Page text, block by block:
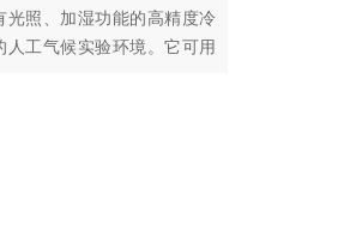
光照、加湿功能的高精度冷
工气候实验环境。它可用
途的人工气候试验